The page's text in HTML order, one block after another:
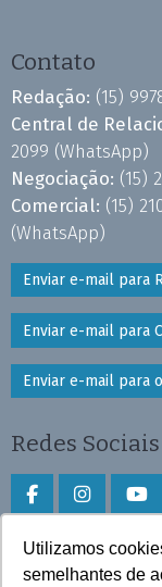
Utilizamos
semelhantes de
Contato
Redação: (15)
Central de
2099 (WhatsApp)
Negociação: (15)
Comercial: (15)
(WhatsApp)
Enviar e-mail para
Enviar e-mail para
Enviar e-mail para
Redes Sociais
Faça download